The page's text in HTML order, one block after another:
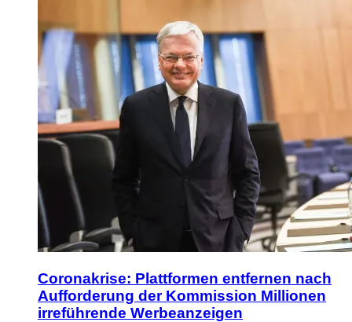
Coronakrise: Plattformen entfernen nach
Aufforderung der Kommission Millionen
irreführende Werbeanzeigen